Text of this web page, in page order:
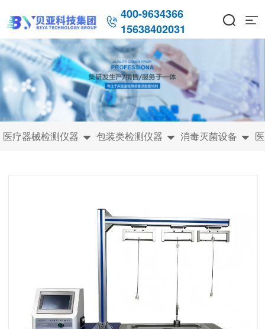
 400-9634366
15638402031
 
医疗器械检测仪器  包装类检测仪器  消毒灭菌设备 